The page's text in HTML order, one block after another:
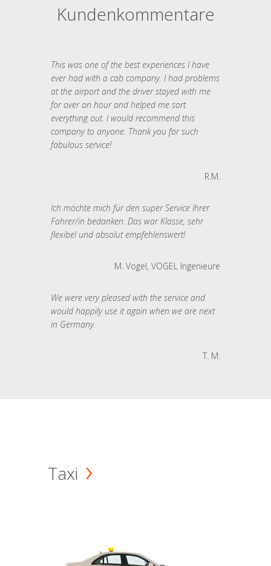
Kundenkommentare
This was one of the best experiences I have
ever had with a cab company. I had problems
at the airport and the driver stayed with me
for over an hour and helped me sort
everything out. I would recommend this
company to anyone. Thank you for such
fabulous service!
R.M.
Ich möchte mich für den super Service Ihrer
Fahrer/in bedanken. Das war Klasse, sehr
flexibel und absolut empfehlenswert!
M. Vogel, VOGEL Ingenieure
We were very pleased with the service and
would happily use it again when we are next
in Germany.
T. M.
Taxi